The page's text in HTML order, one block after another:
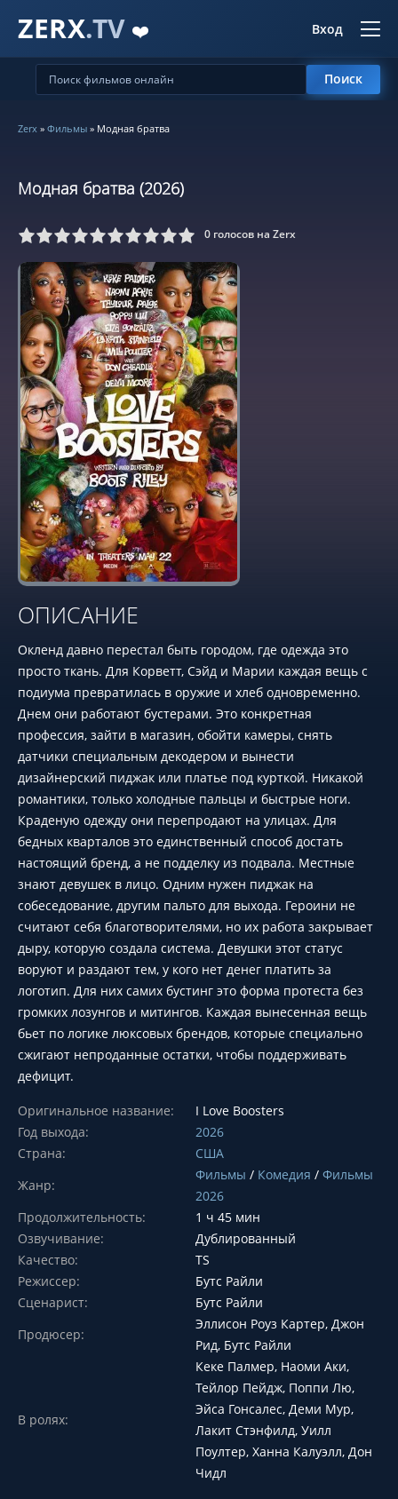
ZERX.TV ❤️ Вход
Поиск
Zerx » Фильмы » Модная братва
Модная братва (2026)
6 7 8 9 10 0 голосов на Zerx
ОПИСАНИЕ
Окленд давно перестал быть городом, где одежда это
просто ткань. Для Корветт, Сэйд и Марии каждая вещь с
подиума превратилась в оружие и хлеб одновременно.
Днем они работают бустерами. Это конкретная
профессия, зайти в магазин, обойти камеры, снять
датчики специальным декодером и вынести
дизайнерский пиджак или платье под курткой. Никакой
романтики, только холодные пальцы и быстрые ноги.
Краденую одежду они перепродают на улицах. Для
бедных кварталов это единственный способ достать
настоящий бренд, а не подделку из подвала. Местные
знают девушек в лицо. Одним нужен пиджак на
собеседование, другим пальто для выхода. Героини не
считают себя благотворителями, но их работа закрывает
дыру, которую создала система. Девушки этот статус
воруют и раздают тем, у кого нет денег платить за
логотип. Для них самих бустинг это форма протеста без
громких лозунгов и митингов. Каждая вынесенная вещь
бьет по логике люксовых брендов, которые специально
сжигают непроданные остатки, чтобы поддерживать
дефицит.
Оригинальное название:
I Love Boosters
Год выхода:
2026
Страна:
США
Жанр:
Фильмы / Комедия / Фильмы
2026
Продолжительность:
1 ч 45 мин
Озвучивание:
Дублированный
Качество:
TS
Режиссер:
Бутс Райли
Сценарист:
Бутс Райли
Продюсер:
Эллисон Роуз Картер, Джон
Рид, Бутс Райли
В ролях:
Кеке Палмер, Наоми Аки,
Тейлор Пейдж, Поппи Лю,
Эйса Гонсалес, Деми Мур,
Лакит Стэнфилд, Уилл
Поултер, Ханна Калуэлл, Дон
Чидл